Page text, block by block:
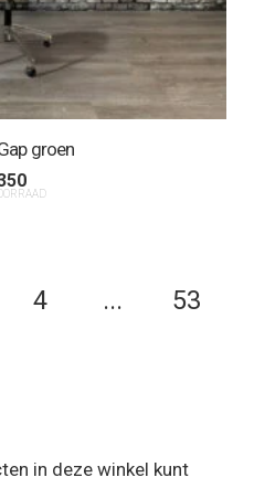
groen
4 ... 53
in deze winkel kunt